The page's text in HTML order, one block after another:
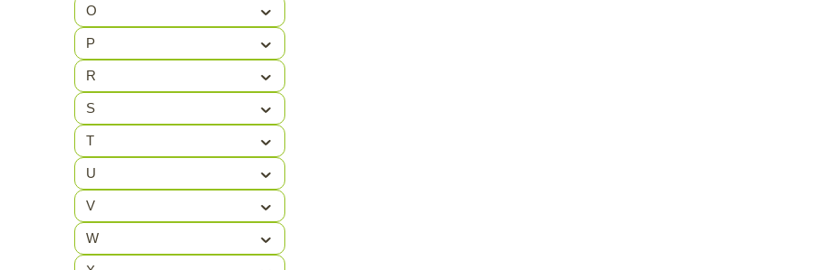
(1)
COTTON BALL
(51)
CRAFT
(14)
(4)
(32)
O
P
R
S
T
U
V
W